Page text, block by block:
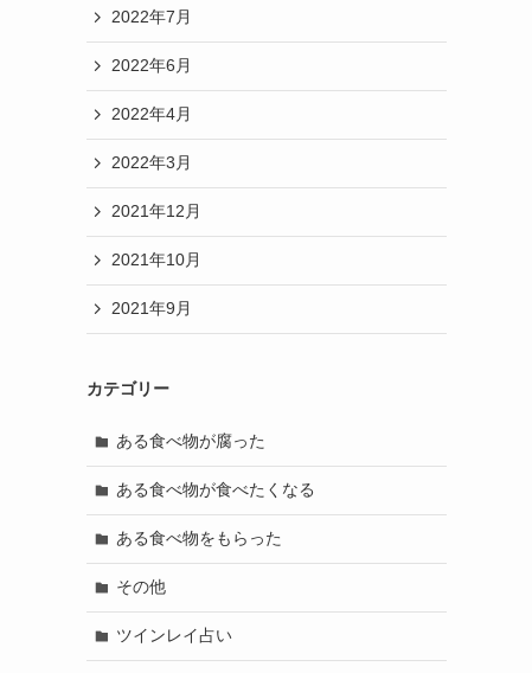
2022年7月
2022年6月
2022年4月
2022年3月
2021年12月
2021年10月
2021年9月
カテゴリー
ある食べ物が腐った
ある食べ物が食べたくなる
ある食べ物をもらった
その他
ツインレイ占い